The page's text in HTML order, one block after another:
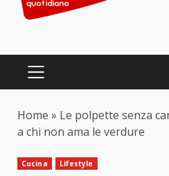
PRIMARY
Home » Le polpette senza
a chi non ama le verdure
Cucina Lifestyle